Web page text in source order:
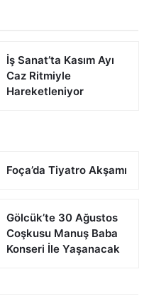
İş Sanat’ta Kasım Ayı
Caz Ritmiyle
Hareketleniyor
Foça’da Tiyatro Akşamı
Gölcük’te 30 Ağustos
Coşkusu Manuş Baba
Konseri İle Yaşanacak